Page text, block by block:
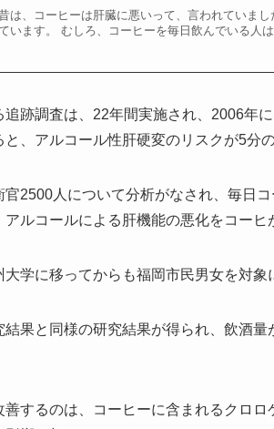
は、コーヒーは肝臓に悪いって、言われていま
います。 むしろ、コーヒーを毎日飲んでいる人
跡調査は、22年間実施され、2006年
、アルコール性肝硬変のリスクが5分
2500人について分析がなされ、毎日
ルコールによる肝機能の悪化をコーヒ
学に移ってからも福岡市民男女を対象
果と同様の研究結果が得られ、飲酒
善するのは、コーヒーに含まれるクロ